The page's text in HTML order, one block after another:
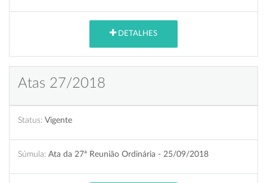
DETALHES
Atas 27/2018
Status: Vigente
Súmula: Ata da 27ª Reunião Ordinária - 25/09/2018